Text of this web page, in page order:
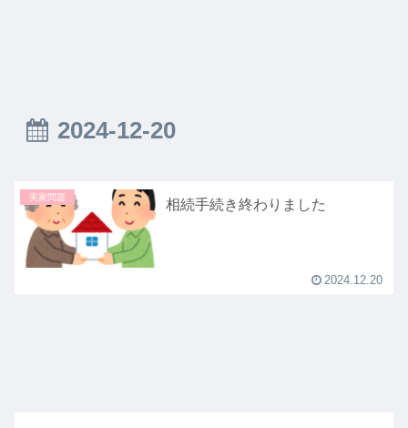
2024-12-20
実家問題 相続手続き終わりました
2024.12.20